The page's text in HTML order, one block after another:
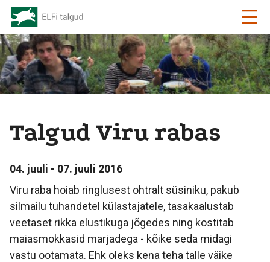
Talgud Viru rabas
04. juuli - 07. juuli 2016
Viru raba hoiab ringlusest ohtralt süsiniku, pakub
silmailu tuhandetel külastajatele, tasakaalustab
veetaset rikka elustikuga jõgedes ning kostitab
maiasmokkasid marjadega - kõike seda midagi
vastu ootamata. Ehk oleks kena teha talle väike